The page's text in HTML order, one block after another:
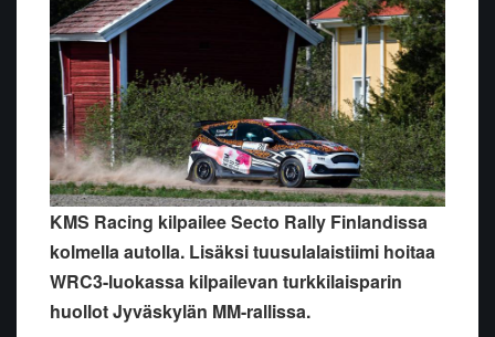
KMS Racing kilpailee Secto Rally Finlandissa
kolmella autolla. Lisäksi tuusulalaistiimi hoitaa
WRC3-luokassa kilpailevan turkkilaisparin
huollot Jyväskylän MM-rallissa.